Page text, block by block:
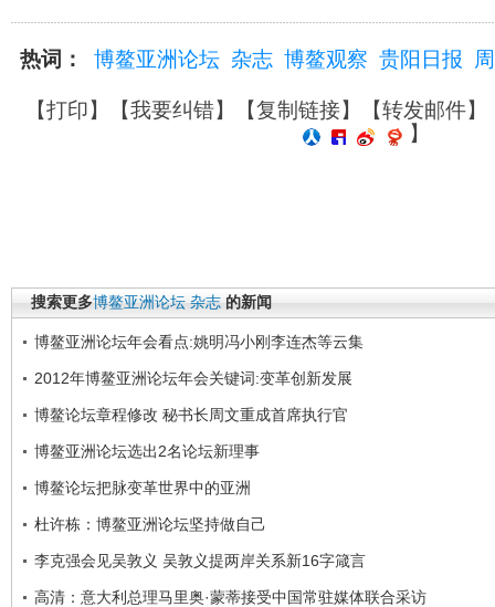
热词： 博鳌亚洲论坛 杂志 博鳌观察 贵阳日报
【打印】【我要纠错】【复制链接】【转发邮件】
】
搜索更多博鳌亚洲论坛 杂志 的新闻
博鳌亚洲论坛年会看点:姚明冯小刚李连杰等云集
2012年博鳌亚洲论坛年会关键词:变革创新发展
博鳌论坛章程修改 秘书长周文重成首席执行官
博鳌亚洲论坛选出2名论坛新理事
博鳌论坛把脉变革世界中的亚洲
杜许栋：博鳌亚洲论坛坚持做自己
李克强会见吴敦义 吴敦义提两岸关系新16字箴言
高清：意大利总理马里奥·蒙蒂接受中国常驻媒体联合采访